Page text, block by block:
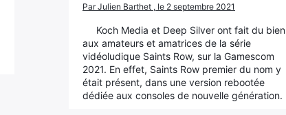
Par Julien Barthet , le 2 septembre 2021
Koch Media et Deep Silver ont fait du bien
aux amateurs et amatrices de la série
vidéoludique Saints Row, sur la Gamescom
2021. En effet, Saints Row premier du nom y
était présent, dans une version rebootée
dédiée aux consoles de nouvelle génération.